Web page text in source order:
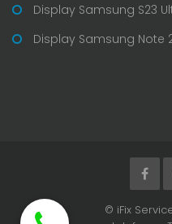
Display Samsung S23
Display Samsung Note
© iFix